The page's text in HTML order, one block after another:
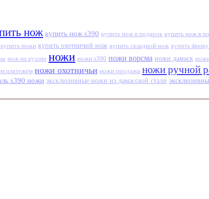
нож купить нож s390 купить нож в подарок купить нож в
купить ножи купить охотничий нож купить складной нож купить
нож на кухню ножи ножи s390 ножи ворсма ножи дамаск
платежём ножи охотничьи ножи продажа ножи ручной
s390 ножи эксклюзивные ножи из дамасской стали